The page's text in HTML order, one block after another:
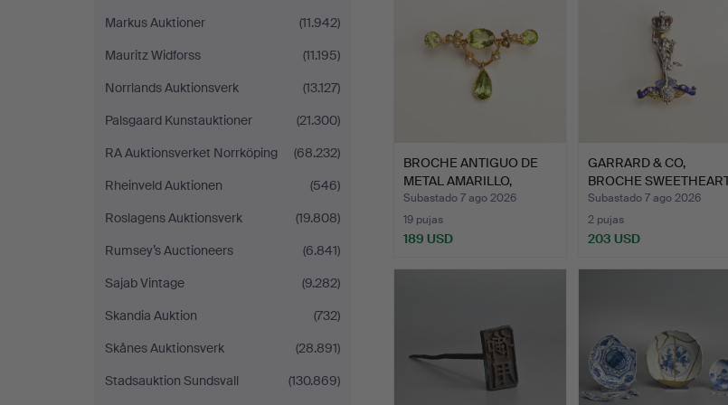
Markus Auktioner
(11.942)
Mauritz Widforss
(11.195)
Norrlands Auktionsverk
(13.127)
Palsgaard Kunstauktioner
(21.300)
RA Auktionsverket Norrköping
(68.232)
Rheinveld Auktionen
(546)
Roslagens Auktionsverk
(19.808)
Rumsey’s Auctioneers
(6.841)
Sajab Vintage
(9.282)
Skandia Auktion
(732)
Skånes Auktionsverk
(28.891)
Stadsauktion Sundsvall
(130.869)
BROCHE ANTIGUO DE
METAL AMARILLO,
PERIDOTO…
Subastado 7 ago 2026
19 pujas
189 USD
GARRARD & CO,
BROCHE
DEL ROYAL …
Subastado 7 ago 2026
2 pujas
203 USD